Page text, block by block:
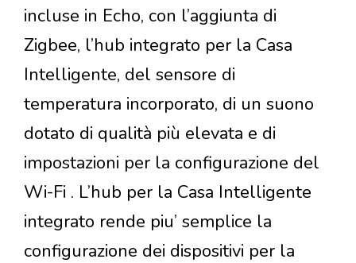
incluse in Echo, con l’aggiunta di
Zigbee, l’hub integrato per la Casa
Intelligente, del sensore di
temperatura incorporato, di un suono
dotato di qualità più elevata e di
impostazioni per la configurazione del
Wi-Fi . L’hub per la Casa Intelligente
integrato rende piu’ semplice la
configurazione dei dispositivi per la